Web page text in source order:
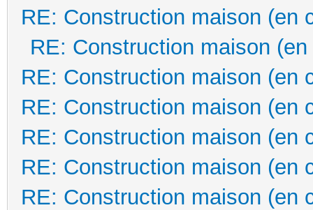
RE: Construction maison (en
RE: Construction maison
RE: Construction maison (en
RE: Construction maison (en
RE: Construction maison (en
RE: Construction maison (en
RE: Construction maison (en